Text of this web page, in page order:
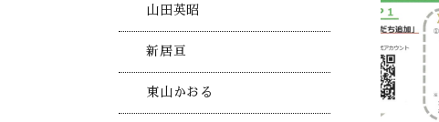
山田英昭
新居亘
東山かおる